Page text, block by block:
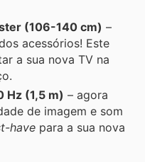
(106-140 cm) –
acessórios! Este
a sua nova TV na
Hz (1,5 m) – agora
de imagem e som
have para a sua nova